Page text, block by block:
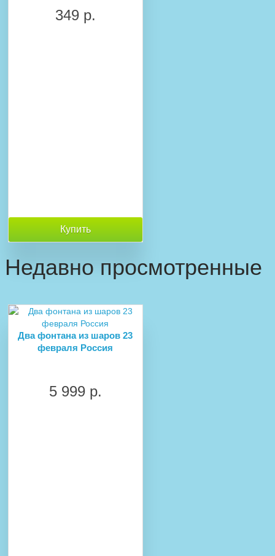
349 р.
Купить
Недавно просмотренные
Два фонтана из шаров 23
февраля Россия
5 999 р.